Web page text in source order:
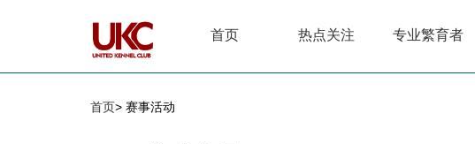
首页 热点关注 专业繁育者
首页> 赛事活动